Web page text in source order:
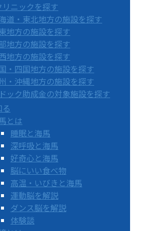
ニックを探す
道・東北地方の施設を探す
地方の施設を探す
地方の施設を探す
地方の施設を探す
・四国地方の施設を探す
・沖縄地方の施設を探す
ック助成金の対象施設を探す
とは
睡眠と海馬
深呼吸と海馬
好奇心と海馬
脳にいい食べ物
高温・いびきと海馬
運動脳を解説
ダンス脳を解説
体験談